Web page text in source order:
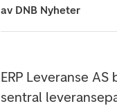
av DNB Nyheter
ERP Leveranse
sentral